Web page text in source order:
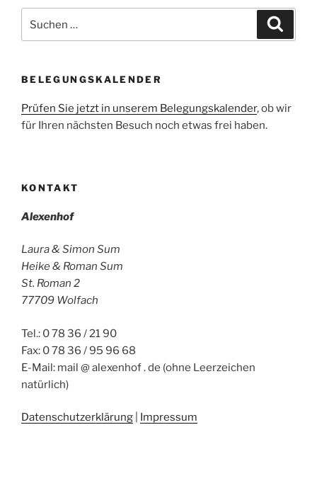
nach:
BELEGUNGSKALENDER
Prüfen Sie jetzt in unserem Belegungskalender, ob wir
für Ihren nächsten Besuch noch etwas frei haben.
KONTAKT
Alexenhof
Laura & Simon Sum
Heike & Roman Sum
St. Roman 2
77709 Wolfach
Tel.: 0 78 36 / 21 90
Fax: 0 78 36 / 95 96 68
E-Mail: mail @ alexenhof . de (ohne Leerzeichen
natürlich)
Datenschutzerklärung Impressum